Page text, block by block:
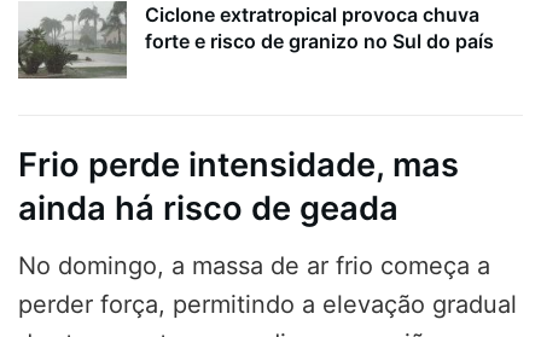
Ciclone extratropical provoca chuva
forte e risco de granizo no Sul do país
Frio perde intensidade, mas
ainda há risco de geada
No domingo, a massa de ar frio começa a
perder força, permitindo a elevação gradual